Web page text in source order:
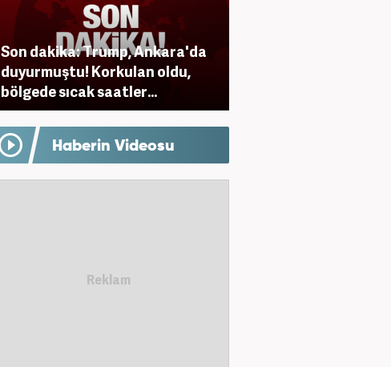
Son dakika: Trump, Ankara'da
duyurmuştu! Korkulan oldu,
bölgede sıcak saatler...
Haberin Videosu